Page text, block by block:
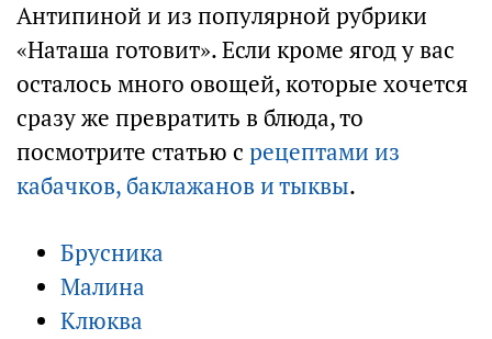
Антипиной и из популярной рубрики
«Наташа готовит». Если кроме ягод у вас
осталось много овощей, которые хочется
сразу же превратить в блюда, то
посмотрите статью с рецептами из
кабачков, баклажанов и тыквы.
Брусника
Малина
Клюква